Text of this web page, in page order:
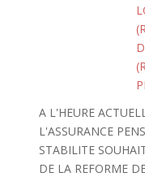
A L'HEURE
L'ASSURANCE
STABILITE
DE LA REFORME